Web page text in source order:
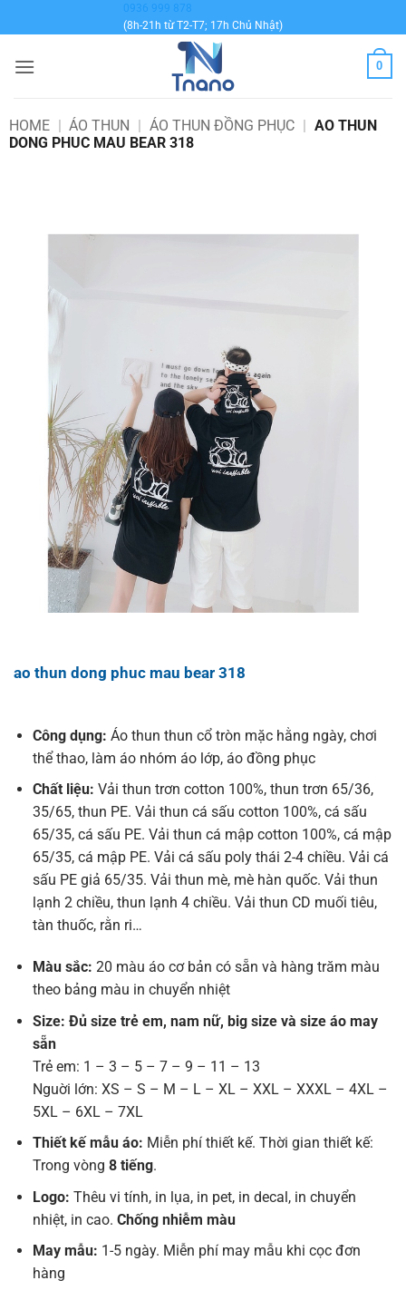
qua
dung
0936 999 878
(8h-21h từ T2-T7; 17h Chủ Nhật)
0
HOME | ÁO THUN | ÁO THUN ĐỒNG PHỤC | AO THUN
DONG PHUC MAU BEAR 318
ao thun dong phuc mau bear 318
Công dụng: Áo thun thun cổ tròn mặc hằng ngày, chơi
thể thao, làm áo nhóm áo lớp, áo đồng phục
Chất liệu: Vải thun trơn cotton 100%, thun trơn 65/36,
35/65, thun PE. Vải thun cá sấu cotton 100%, cá sấu
65/35, cá sấu PE. Vải thun cá mập cotton 100%, cá mập
65/35, cá mập PE. Vải cá sấu poly thái 2-4 chiều. Vải cá
sấu PE giả 65/35. Vải thun mè, mè hàn quốc. Vải thun
lạnh 2 chiều, thun lạnh 4 chiều. Vải thun CD muối tiêu,
tàn thuốc, rằn ri…
Màu sắc: 20 màu áo cơ bản có sẵn và hàng trăm màu
theo bảng màu in chuyển nhiệt
Size: Đủ size trẻ em, nam nữ, big size và size áo may
sẵn
Trẻ em: 1 – 3 – 5 – 7 – 9 – 11 – 13
Nguời lớn: XS – S – M – L – XL – XXL – XXXL – 4XL –
5XL – 6XL – 7XL
Thiết kế mẫu áo: Miễn phí thiết kế. Thời gian thiết kế:
Trong vòng 8 tiếng.
Logo: Thêu vi tính, in lụa, in pet, in decal, in chuyển
nhiệt, in cao. Chống nhiễm màu
May mẫu: 1-5 ngày. Miễn phí may mẫu khi cọc đơn
hàng